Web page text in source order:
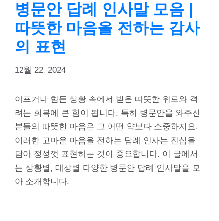
병문안 답례 인사말 모음 |
따뜻한 마음을 전하는 감사
의 표현
12월 22, 2024
아프거나 힘든 상황 속에서 받은 따뜻한 위로와 격
려는 회복에 큰 힘이 됩니다. 특히 병문안을 와주신
분들의 따뜻한 마음은 그 어떤 약보다 소중하지요.
이러한 고마운 마음을 전하는 답례 인사는 진심을
담아 정성껏 표현하는 것이 중요합니다. 이 글에서
는 상황별, 대상별 다양한 병문안 답례 인사말을 모
아 소개합니다.